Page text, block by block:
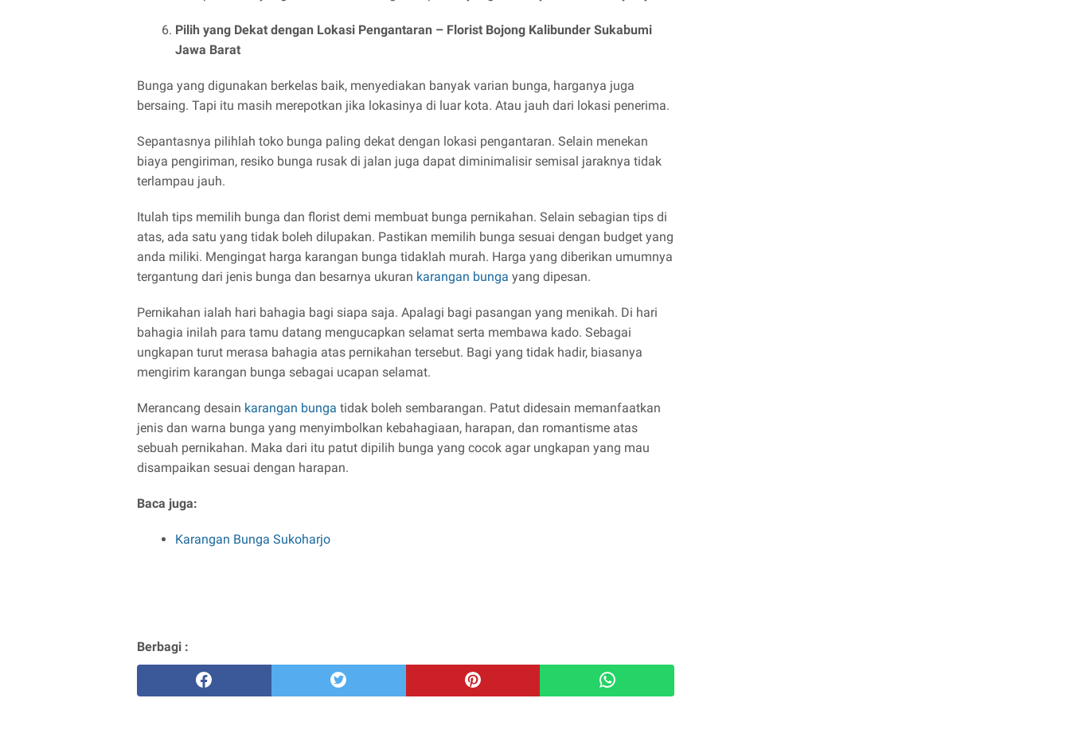
Pilih yang Dekat dengan Lokasi Pengantaran – Florist Bojong Kalibunder Sukabumi
Jawa Barat
Bunga yang digunakan berkelas baik, menyediakan banyak varian bunga, harganya juga
bersaing. Tapi itu masih merepotkan jika lokasinya di luar kota. Atau jauh dari lokasi penerima.
Sepantasnya pilihlah toko bunga paling dekat dengan lokasi pengantaran. Selain menekan
biaya pengiriman, resiko bunga rusak di jalan juga dapat diminimalisir semisal jaraknya tidak
terlampau jauh.
Itulah tips memilih bunga dan florist demi membuat bunga pernikahan. Selain sebagian tips di
atas, ada satu yang tidak boleh dilupakan. Pastikan memilih bunga sesuai dengan budget yang
anda miliki. Mengingat harga karangan bunga tidaklah murah. Harga yang diberikan umumnya
tergantung dari jenis bunga dan besarnya ukuran karangan bunga yang dipesan.
Pernikahan ialah hari bahagia bagi siapa saja. Apalagi bagi pasangan yang menikah. Di hari
bahagia inilah para tamu datang mengucapkan selamat serta membawa kado. Sebagai
ungkapan turut merasa bahagia atas pernikahan tersebut. Bagi yang tidak hadir, biasanya
mengirim karangan bunga sebagai ucapan selamat.
Merancang desain karangan bunga tidak boleh sembarangan. Patut didesain memanfaatkan
jenis dan warna bunga yang menyimbolkan kebahagiaan, harapan, dan romantisme atas
sebuah pernikahan. Maka dari itu patut dipilih bunga yang cocok agar ungkapan yang mau
disampaikan sesuai dengan harapan.
Baca juga:
Karangan Bunga Sukoharjo
Berbagi :